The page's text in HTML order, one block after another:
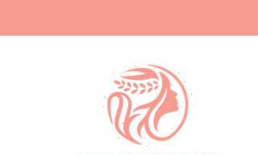
XinhXinh
Trang tin tức cho phái đẹp